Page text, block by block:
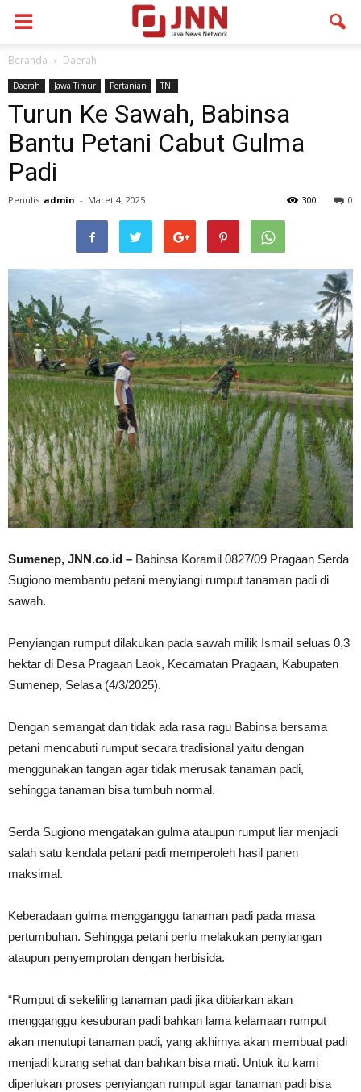
Beranda Daerah
Daerah Jawa Timur Pertanian TNI
Turun Ke Sawah, Babinsa
Bantu Petani Cabut Gulma
Padi
Penulis admin - Maret 4, 2025 0
300
Sumenep, JNN.co.id – Babinsa Koramil 0827/09 Pragaan Serda
Sugiono membantu petani menyiangi rumput tanaman padi di
sawah.
Penyiangan rumput dilakukan pada sawah milik Ismail seluas 0,3
hektar di Desa Pragaan Laok, Kecamatan Pragaan, Kabupaten
Sumenep, Selasa (4/3/2025).
Dengan semangat dan tidak ada rasa ragu Babinsa bersama
petani mencabuti rumput secara tradisional yaitu dengan
menggunakan tangan agar tidak merusak tanaman padi,
sehingga tanaman bisa tumbuh normal.
Serda Sugiono mengatakan gulma ataupun rumput liar menjadi
salah satu kendala petani padi memperoleh hasil panen
maksimal.
Keberadaan gulma mengganggu tanaman padi pada masa
pertumbuhan. Sehingga petani perlu melakukan penyiangan
ataupun penyemprotan dengan herbisida.
“Rumput di sekeliling tanaman padi jika dibiarkan akan
mengganggu kesuburan padi bahkan lama kelamaan rumput
akan menutupi tanaman padi, yang akhirnya akan membuat padi
menjadi kurang sehat dan bahkan bisa mati. Untuk itu kami
diperlukan proses penyiangan rumput agar tanaman padi bisa